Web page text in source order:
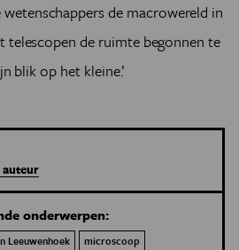
de macrowereld in
telescopen de ruimte begonnen te
blik op het kleine.’
auteur
onderwerpen:
Leeuwenhoek
microscoop